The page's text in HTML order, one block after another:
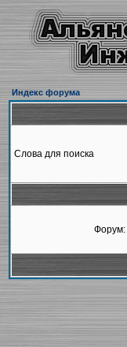
Индекс форума
Слова для поиска
Форум: